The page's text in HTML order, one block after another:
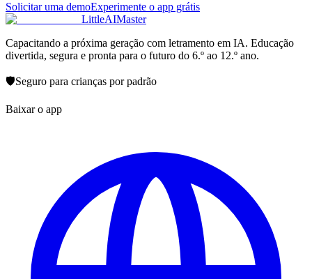
Solicitar uma demoExperimente o app grátis
LittleAIMaster
Capacitando a próxima geração com letramento em IA. Educação
divertida, segura e pronta para o futuro do 6.º ao 12.º ano.
🛡️Seguro para crianças por padrão
Baixar o app